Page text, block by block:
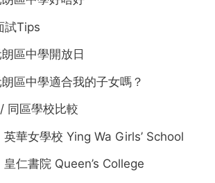
試Tips
區中學開放日
區中學適合我的子女嗎？
同區學校比較
華女學校 Ying Wa Girls’ School
仁書院 Queen’s College